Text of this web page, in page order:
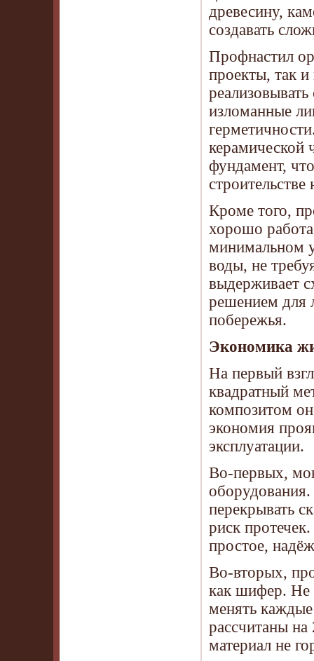
древесину,
создавать
Профнастил
проекты, так
изломанные
керамической
фундамент,
Кроме того,
хорошо
минимальном
воды, не
выдерживает
решением для
побережья.
Экономика
На первый
квадратный
композитом
экономия
эксплуатации.
Во-первых,
перекрывать
риск
простое,
Во-вторых,
как шифер. Не
менять
рассчитаны
материал не